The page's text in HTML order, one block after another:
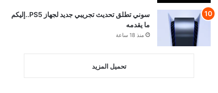
سوني تطلق تحديث تجريبي جديد لجهاز PS5..إليكم
ما يقدمه
منذ 18 ساعة
تحميل المزيد